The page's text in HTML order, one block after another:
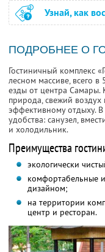
Узнай, как
ПОДРОБНЕЕ О
Гостиничный комплекс
лесном массиве, всего
езды от центра Самары.
природа, свежий
эффективному отдыху.
удобства: санузел,
и холодильник.
Преимущества
экологически
комфортабельные
дизайном;
на территории
центр и ресторан.